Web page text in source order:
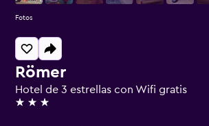
Römer
Hotel de 3 estrellas con Wifi gratis
3 estrellas
Fotos